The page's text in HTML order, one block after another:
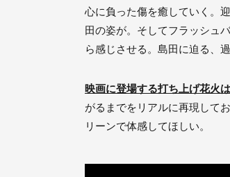
心に負った傷を癒していく。
田の姿が。そしてフラッシュ
ら感じさせる。島田に迫る、
映画に登場する打ち上げ花火
がるまでをリアルに再現して
リーンで体感してほしい。